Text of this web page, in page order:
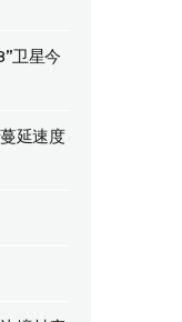
卫星今
延速度